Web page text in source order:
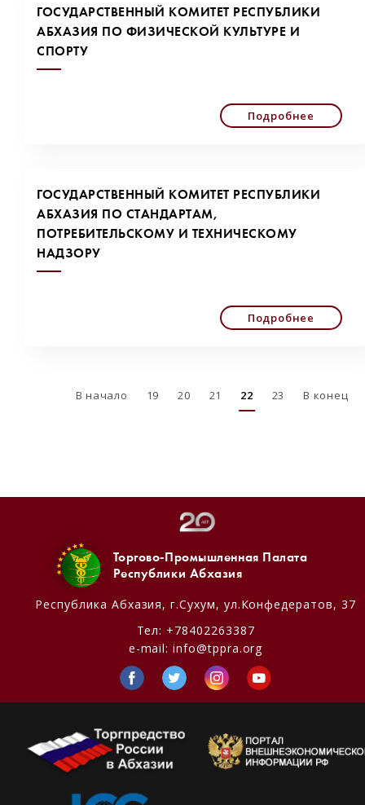
ГОСУДАРСТВЕННЫЙ КОМИТЕТ РЕСПУБЛИКИ
АБХАЗИЯ ПО ФИЗИЧЕСКОЙ КУЛЬТУРЕ И
СПОРТУ
Подробнее
ГОСУДАРСТВЕННЫЙ КОМИТЕТ РЕСПУБЛИКИ
АБХАЗИЯ ПО СТАНДАРТАМ,
ПОТРЕБИТЕЛЬСКОМУ И ТЕХНИЧЕСКОМУ
НАДЗОРУ
Подробнее
В начало 19 20 21 22 23 В конец
Торгово-Промышленная Палата
Республики Абхазия
Республика Абхазия, г.Сухум, ул.Конфедератов, 37
Тел: +78402263387
e-mail:info@tppra.org